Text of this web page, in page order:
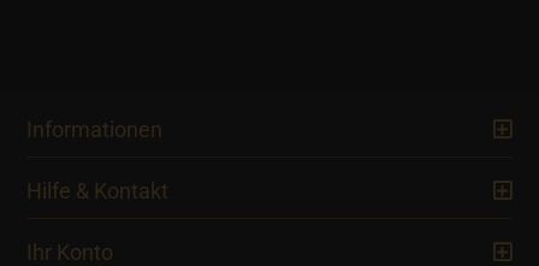
Informationen
Hilfe & Kontakt
Ihr Konto